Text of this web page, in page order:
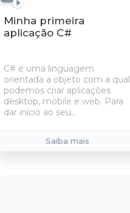
Minha primeira
aplicação C#
C# é uma linguagem
orientada a objeto com a qual
podemos criar aplicações
desktop, mobile e web. Para
dar início ao seu...
Saiba mais